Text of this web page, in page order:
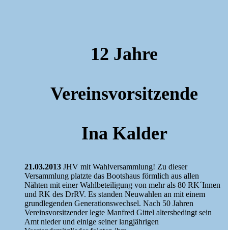
12 Jahre
Vereinsvorsitzende
Ina Kalder
21.03.2013 JHV mit Wahlversammlung! Zu dieser
Versammlung platzte das Bootshaus förmlich aus allen
Nähten mit einer Wahlbeteiligung von mehr als 80 RK´Innen
und RK des DrRV. Es standen Neuwahlen an mit einem
grundlegenden Generationswechsel. Nach 50 Jahren
Vereinsvorsitzender legte Manfred Gittel altersbedingt sein
Amt nieder und einige seiner langjährigen